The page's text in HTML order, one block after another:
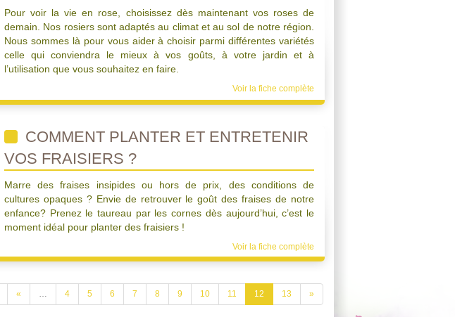
Pour voir la vie en rose, choisissez dès maintenant vos roses de
demain. Nos rosiers sont adaptés au climat et au sol de notre région.
Nous sommes là pour vous aider à choisir parmi différentes variétés
celle qui conviendra le mieux à vos goûts, à votre jardin et à
l’utilisation que vous souhaitez en faire.
Voir la fiche complète
COMMENT PLANTER ET ENTRETENIR
VOS FRAISIERS ?
Marre des fraises insipides ou hors de prix, des conditions de
cultures opaques ? Envie de retrouver le goût des fraises de notre
enfance? Prenez le taureau par les cornes dès aujourd’hui, c’est le
moment idéal pour planter des fraisiers !
Voir la fiche complète
« … 4 5 6 7 8 9 10 11 12 13 »